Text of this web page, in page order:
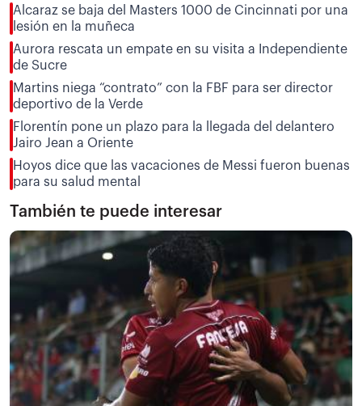
Alcaraz se baja del Masters 1000 de Cincinnati por una
lesión en la muñeca
Aurora rescata un empate en su visita a Independiente
de Sucre
Martins niega “contrato” con la FBF para ser director
deportivo de la Verde
Florentín pone un plazo para la llegada del delantero
Jairo Jean a Oriente
Hoyos dice que las vacaciones de Messi fueron buenas
para su salud mental
También te puede interesar